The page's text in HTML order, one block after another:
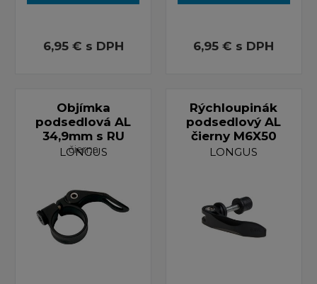
6,95 € s DPH 6,95 € s DPH
Objímka
podsedlová AL
34,9mm s RU
čierna
LONGUS
Rýchloupinák
podsedlový AL
čierny M6X50
LONGUS